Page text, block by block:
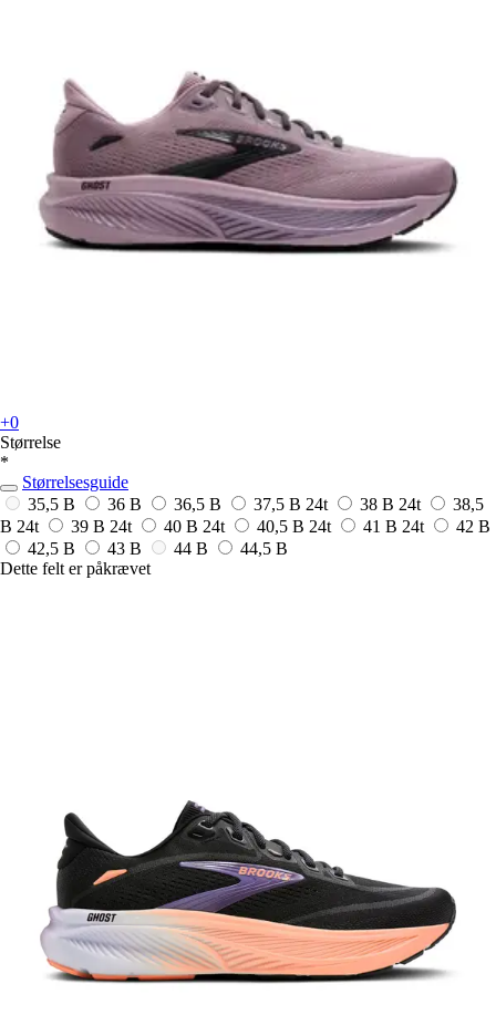
+0
Størrelse
*
Størrelsesguide
35,5 B
36 B 36,5 B 37,5 B 24t 38 B 24t
38,5
B 24t 39 B 24t 40 B 24t 40,5 B 24t 41 B 24t
42 B
42,5 B
43 B 44 B
44,5 B
Dette felt er påkrævet